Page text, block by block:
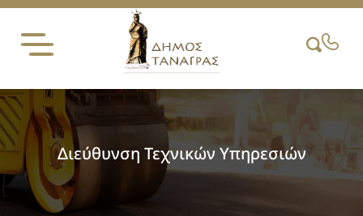
Skip
content
Διεύθυνση Τεχνικών Υπηρεσιών